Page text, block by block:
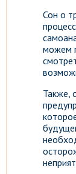
Сон о
можем
Также,